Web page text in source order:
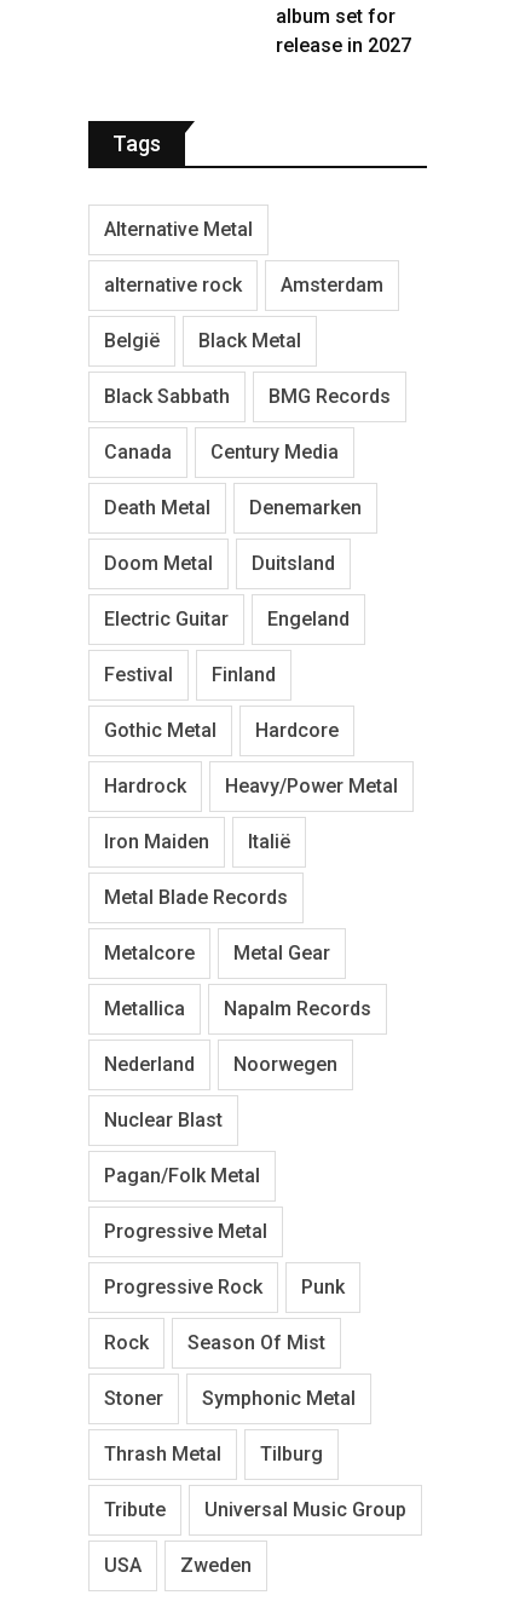
album set for
release in 2027
Tags
Alternative Metal
alternative rock Amsterdam
België Black Metal
Black Sabbath BMG Records
Canada Century Media
Death Metal Denemarken
Doom Metal Duitsland
Electric Guitar Engeland
Festival Finland
Gothic Metal Hardcore
Hardrock Heavy/Power Metal
Iron Maiden Italië
Metal Blade Records
Metalcore Metal Gear
Metallica Napalm Records
Nederland Noorwegen
Nuclear Blast
Pagan/Folk Metal
Progressive Metal
Progressive Rock Punk
Rock Season Of Mist
Stoner Symphonic Metal
Thrash Metal Tilburg
Tribute Universal Music Group
USA Zweden